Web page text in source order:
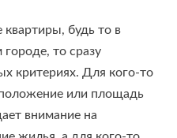
будь то в
то сразу
критериях. Для кого-то
или площадь
внимание на